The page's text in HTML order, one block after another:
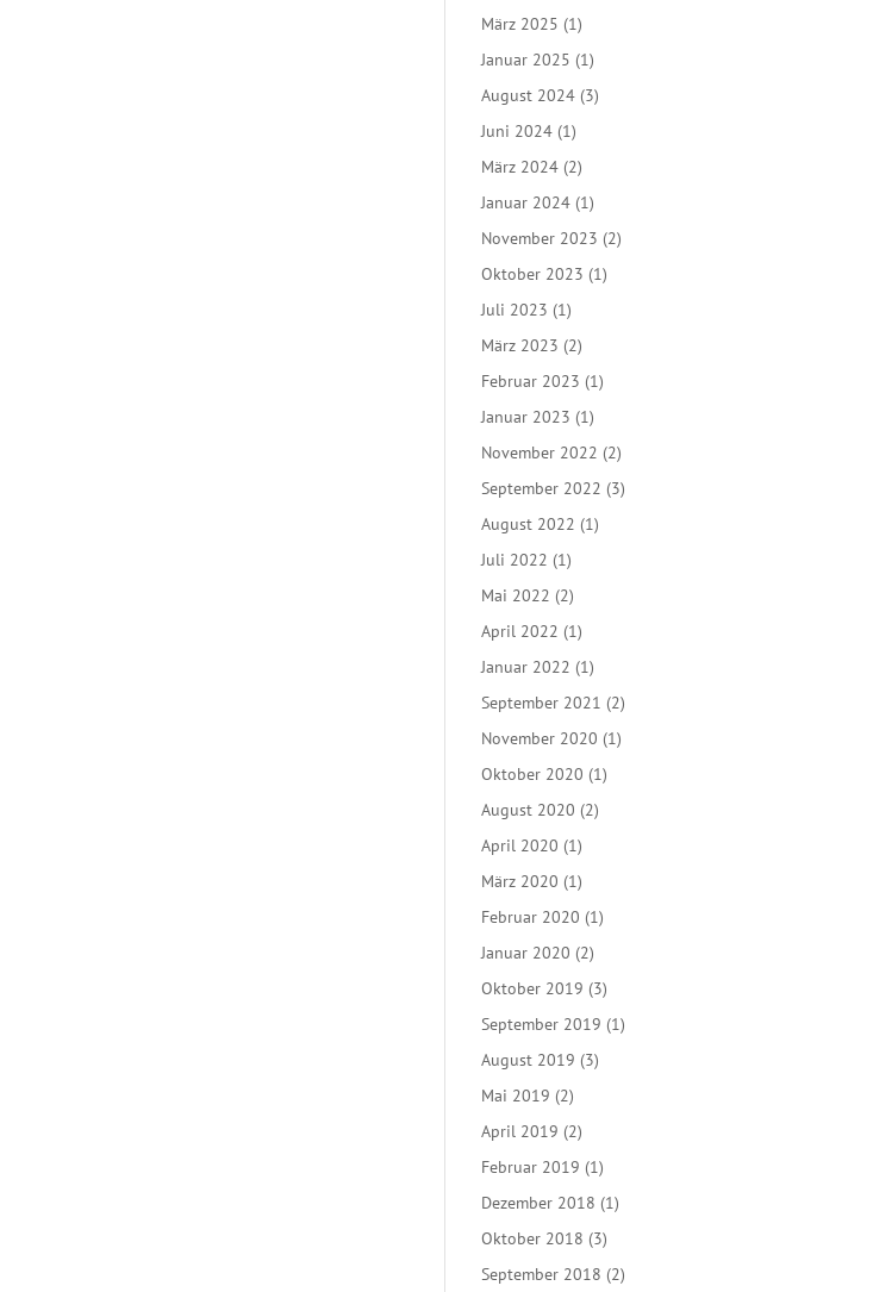
März 2025 (1)
Januar 2025 (1)
August 2024 (3)
Juni 2024 (1)
März 2024 (2)
Januar 2024 (1)
November 2023 (2)
Oktober 2023 (1)
Juli 2023 (1)
März 2023 (2)
Februar 2023 (1)
Januar 2023 (1)
November 2022 (2)
September 2022 (3)
August 2022 (1)
Juli 2022 (1)
Mai 2022 (2)
April 2022 (1)
Januar 2022 (1)
September 2021 (2)
November 2020 (1)
Oktober 2020 (1)
August 2020 (2)
April 2020 (1)
März 2020 (1)
Februar 2020 (1)
Januar 2020 (2)
Oktober 2019 (3)
September 2019 (1)
August 2019 (3)
Mai 2019 (2)
April 2019 (2)
Februar 2019 (1)
Dezember 2018 (1)
Oktober 2018 (3)
September 2018 (2)